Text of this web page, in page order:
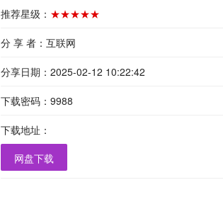
推荐星级： ★★★★★
分 享 者：互联网
分享日期：2025-02-12 10:22:42
下载密码：9988
下载地址：
网盘下载